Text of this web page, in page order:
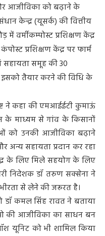
आजीविका को बढ़ाने के
केन्द्र (यूसर्क) की वित्तीय
वर्मीकम्पोस्ट प्रशिक्षण केंद्र
प्रशिक्षण केंद्र पर फार्म
समूह की 30
तैयार करने की विधि के
ने कहा की एमआईईटी कुमाऊं
के माध्यम से गांव के किसानों
को उनकी आजीविका बढ़ाने
अन्य सहायता प्रदान कर रहा
केंद्र के लिए मिले सहयोग के लिए
निदेशक डॉ तरुण सक्सेना ने
से लेने की जरूरत है।
कमल सिंह रावत ने बताया
की आजीविका का साधन बन
यूनिट को भी शामिल किया